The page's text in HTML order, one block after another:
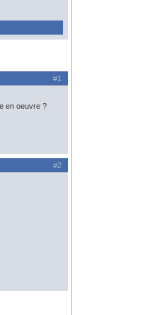
#1
en oeuvre ?
#2